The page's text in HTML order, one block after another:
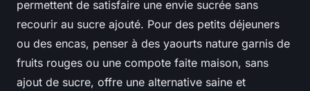
permettent de satisfaire une envie sucrée sans
recourir au sucre ajouté. Pour des petits déjeuners
ou des encas, penser à des yaourts nature garnis de
fruits rouges ou une compote faite maison, sans
ajout de sucre, offre une alternative saine et